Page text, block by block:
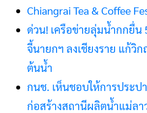
Chiangrai Tea & Coffee
ด่วน! เครือข่ายลุ่มน้ำกกยื่น
จี้นายกฯ ลงเชียงราย แก้วิ
ต้นน้ำ
กนช. เห็นชอบให้การประป
ก่อสร้างสถานีผลิตน้ำแม่ลา